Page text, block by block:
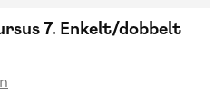
7. Enkelt/dobbelt